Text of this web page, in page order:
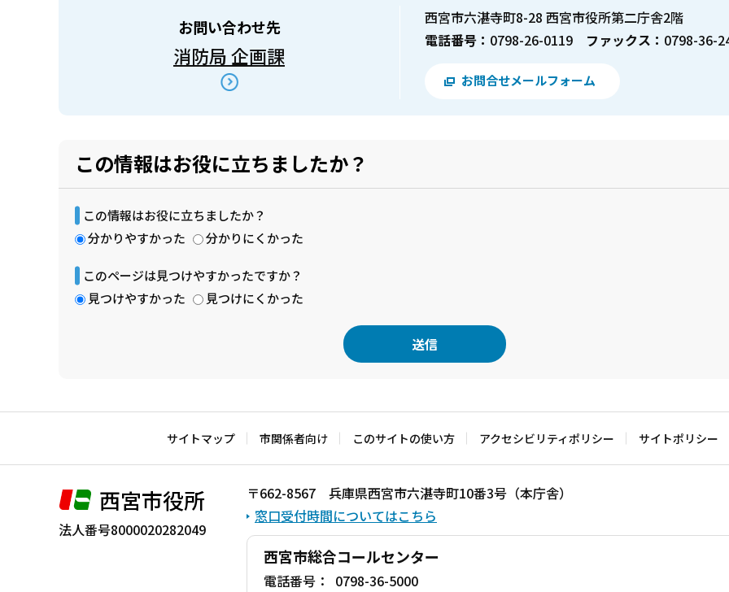
お問い合わせ先
消防局 企画課
西宮市六湛寺町8-28 西宮市役所第二庁舎2階
電話番号： 0798-26-0119 ファックス： 0798-36-
お問合せメールフォーム
この情報はお役に立ちましたか？
この情報はお役に立ちましたか？
分かりやすかった
分かりにくかった
このページは見つけやすかったですか？
見つけやすかった
見つけにくかった
文
で
サイトマップ 市関係者向け このサイトの使い方 アクセシビリティポリシー サイトポリシー
西宮市役所
法人番号8000020282049
〒662-8567 兵庫県西宮市六湛寺町10番3号（本庁舎）
窓口受付時間についてはこちら
西宮市総合コールセンター
電話番号： 0798-36-5000